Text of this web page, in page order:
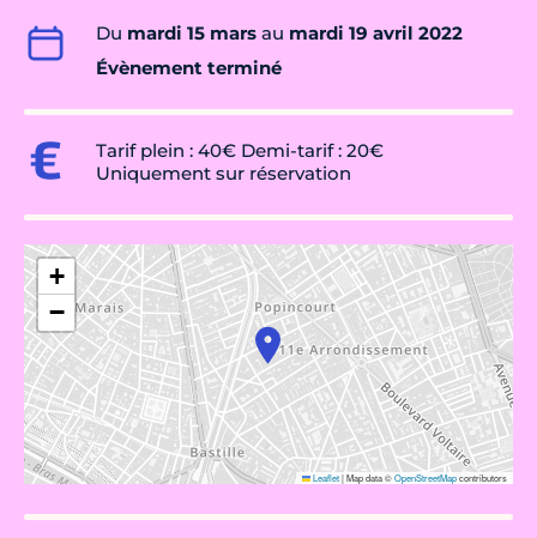
Du mardi 15 mars au mardi 19 avril 2022
Évènement terminé
Tarif plein : 40€ Demi-tarif : 20€
Uniquement sur réservation
+
−
Leaflet|Map data ©OpenStreetMapcontributors